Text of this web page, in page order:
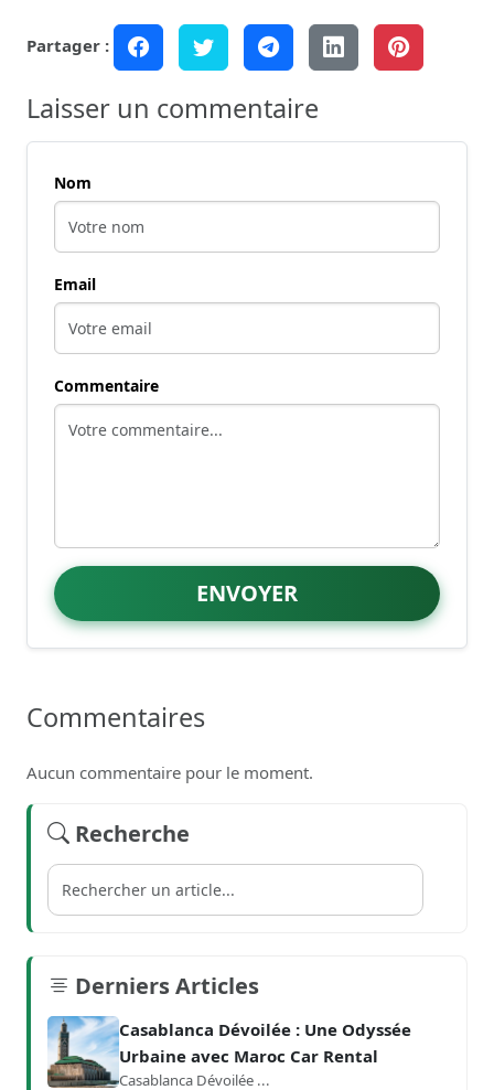
Partager :
Laisser un commentaire
Nom
Email
Commentaire
ENVOYER
Commentaires
Aucun commentaire pour le moment.
Recherche
Derniers Articles
Casablanca Dévoilée : Une Odyssée
Urbaine avec Maroc Car Rental
Casablanca Dévoilée ...